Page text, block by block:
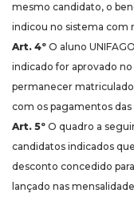
mesmo candidato, o
indicou no sistema com
Art. 4º O aluno
indicado for aprovado
permanecer
com os pagamentos das
Art. 5º O quadro a
candidatos indicados
desconto concedido
lançado nas